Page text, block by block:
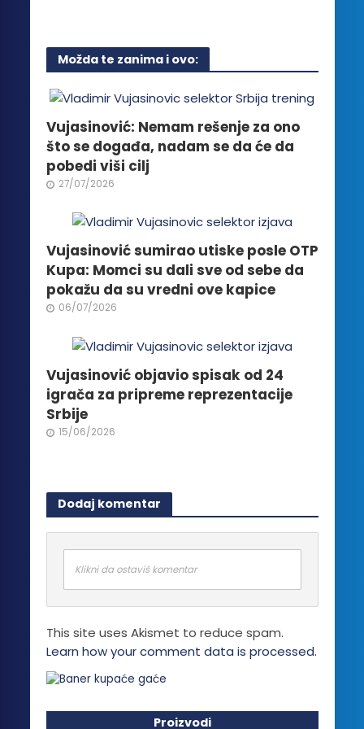
više
varijanti.
mogu
biti
izabrane
na
stranici
Možda te zanima i ovo:
Vujasinović: Nemam rešenje za ono
što se događa, nadam se da će da
pobedi viši cilj
27/07/2026
Vujasinović sumirao utiske posle OTP
Kupa: Momci su dali sve od sebe da
pokažu da su vredni ove kapice
06/07/2026
Vujasinović objavio spisak od 24
igrača za pripreme reprezentacije
Srbije
15/06/2026
Dodaj komentar
Klikni da ostaviš komentar
This site uses Akismet to reduce spam.
Learn how your comment data is processed.
Proizvodi